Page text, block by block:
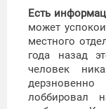
Есть
может
местного
года назад
человек
лоббировал